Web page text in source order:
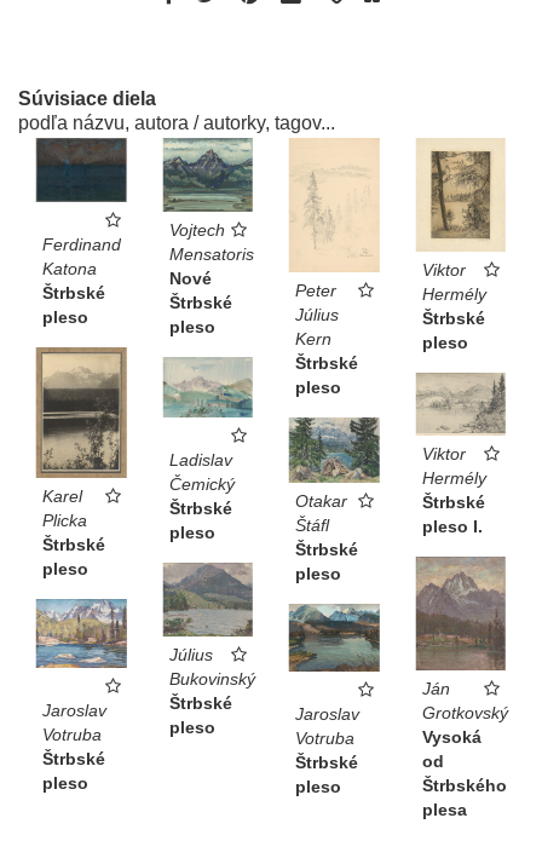
Súvisiace diela
podľa názvu, autora / autorky, tagov...
Ferdinand
Katona
Štrbské
pleso
Vojtech
Mensatoris
Nové
Štrbské
pleso
Peter
Július
Kern
Štrbské
pleso
Viktor
Hermély
Štrbské
pleso
Karel
Plicka
Štrbské
pleso
Ladislav
Čemický
Štrbské
pleso
Viktor
Hermély
Štrbské
pleso I.
Otakar
Štáfl
Štrbské
pleso
Ján
Grotkovský
Vysoká
od
Štrbského
plesa
Július
Bukovinský
Štrbské
pleso
Jaroslav
Votruba
Štrbské
pleso
Jaroslav
Votruba
Štrbské
pleso